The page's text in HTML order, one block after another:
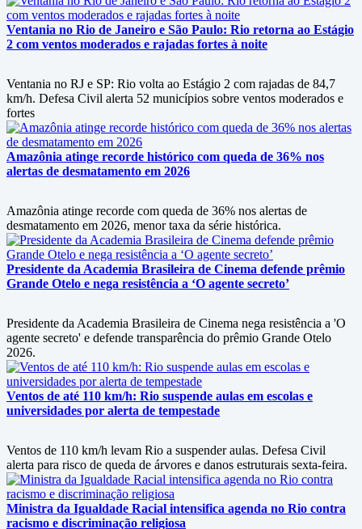
Ventania no Rio de Janeiro e São Paulo: Rio retorna ao Estágio
2 com ventos moderados e rajadas fortes à noite
Ventania no RJ e SP: Rio volta ao Estágio 2 com rajadas de 84,7
km/h. Defesa Civil alerta 52 municípios sobre ventos moderados e
fortes
Amazônia atinge recorde histórico com queda de 36% nos
alertas de desmatamento em 2026
Amazônia atinge recorde com queda de 36% nos alertas de
desmatamento em 2026, menor taxa da série histórica.
Presidente da Academia Brasileira de Cinema defende prêmio
Grande Otelo e nega resistência a ‘O agente secreto’
Presidente da Academia Brasileira de Cinema nega resistência a 'O
agente secreto' e defende transparência do prêmio Grande Otelo
2026.
Ventos de até 110 km/h: Rio suspende aulas em escolas e
universidades por alerta de tempestade
Ventos de 110 km/h levam Rio a suspender aulas. Defesa Civil
alerta para risco de queda de árvores e danos estruturais sexta-feira.
Ministra da Igualdade Racial intensifica agenda no Rio contra
racismo e discriminação religiosa